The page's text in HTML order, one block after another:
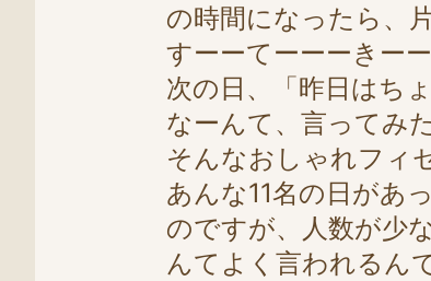
の時間になったら、
すーーてーーーきー
次の日、「昨日はち
なーんて、言ってみ
そんなおしゃれフィ
あんな11名の日があ
のですが、人数が少
んてよく言われるん